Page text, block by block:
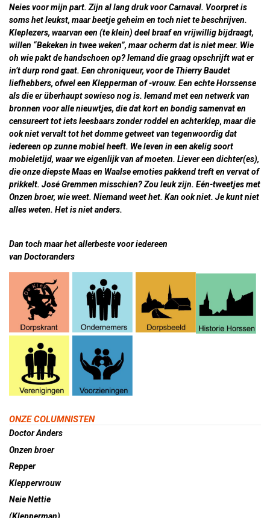
Neies voor mijn part. Zijn al lang druk voor Carnaval. Voorpret is
soms het leukst, maar beetje geheim en toch niet te beschrijven.
Kleplezers, waarvan een (te klein) deel braaf en vrijwillig bijdraagt,
willen “Bekeken in twee weken”, maar ocherm dat is niet meer. Wie
oh wie pakt de handschoen op? Iemand die graag opschrijft wat er
in’t durp rond gaat. Een chroniqueur, voor de Thierry Baudet
liefhebbers, ofwel een Klepperman of -vrouw. Een echte Horssense
als die er überhaupt sowieso nog is. Iemand met een netwerk van
bronnen voor alle nieuwtjes, die dat kort en bondig samenvat en
censureert tot iets leesbaars zonder roddel en achterklep, maar die
ook niet vervalt tot het domme getweet van tegenwoordig dat
iedereen op zunne mobiel heeft. We leven in een akelig soort
mobieletijd, waar we eigenlijk van af moeten. Liever een dichter(es),
die onze diepste Maas en Waalse emoties pakkend treft en vervat of
prikkelt. José Gremmen misschien? Zou leuk zijn. Eén-tweetjes met
Onzen broer, wie weet. Niemand weet het. Kan ook niet. Je kunt niet
alles weten. Het is niet anders.
Dan toch maar het allerbeste voor iedereen
van Doctoranders
ONZE COLUMNISTEN
Doctor Anders
Onzen broer
Repper
Kleppervrouw
Neie Nettie